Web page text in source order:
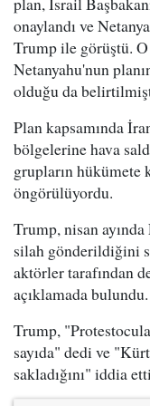
onaylandı ve
Trump ile görüştü.
Netanyahu'nun
olduğu da
Plan kapsamında
bölgelerine hava
grupların hükümete
öngörülüyordu.
Trump, nisan
silah gönderildiğini
aktörler tarafından
açıklamada bulundu.
Trump,
sayıda" dedi ve
sakladığını" iddia